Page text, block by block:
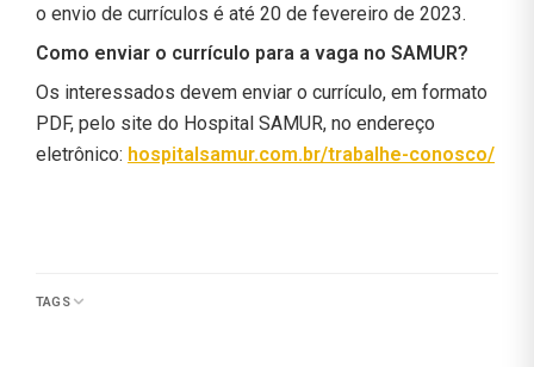
o envio de currículos é até 20 de fevereiro de 2023.
Como enviar o currículo para a vaga no SAMUR?
Os interessados devem enviar o currículo, em formato
PDF, pelo site do Hospital SAMUR, no endereço
eletrônico: hospitalsamur.com.br/trabalhe-conosco/
TAGS